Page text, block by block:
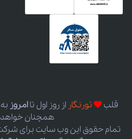
قلب تورنگار از روز اول تاامروز
همچنان خواهد
تمام حقوق این وب سایت برای